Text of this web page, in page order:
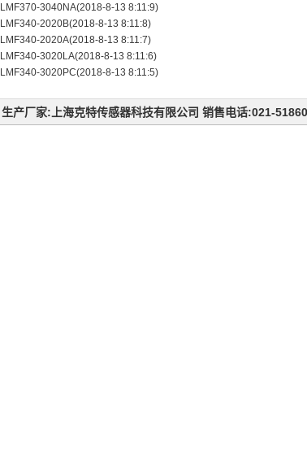
LMF370-3040NA(2018-8-13 8:11:9)
LMF340-2020B(2018-8-13 8:11:8)
LMF340-2020A(2018-8-13 8:11:7)
LMF340-3020LA(2018-8-13 8:11:6)
LMF340-3020PC(2018-8-13 8:11:5)
生产厂家:上海克特传感器科技有限公司 销售电话:021-